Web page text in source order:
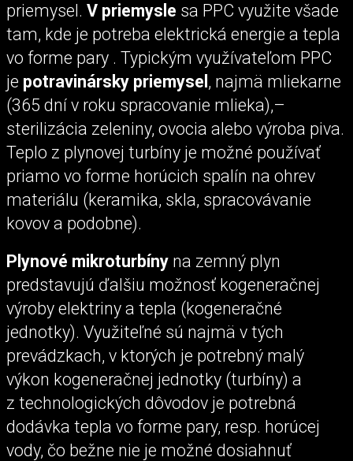
priemysel. V priemysle sa PPC využite všade
tam, kde je potreba elektrická energie a tepla
vo forme pary . Typickým využívateľom PPC
je potravinársky priemysel , najmä mliekarne
(365 dní v roku spracovanie mlieka),–
sterilizácia zeleniny, ovocia alebo výroba piva.
Teplo z plynovej turbíny je možné používať
priamo vo forme horúcich spalín na ohrev
materiálu (keramika, skla, spracovávanie
kovov a podobne).
Plynové mikroturbíny na zemný plyn
predstavujú ďalšiu možnosť kogeneračnej
výroby elektriny a tepla (kogeneračné
jednotky). Využiteľné sú najmä v tých
prevádzkach, v ktorých je potrebný malý
výkon kogeneračnej jednotky (turbíny) a
z technologických dôvodov je potrebná
dodávka tepla vo forme pary, resp. horúcej
vody, čo bežne nie je možné dosiahnuť